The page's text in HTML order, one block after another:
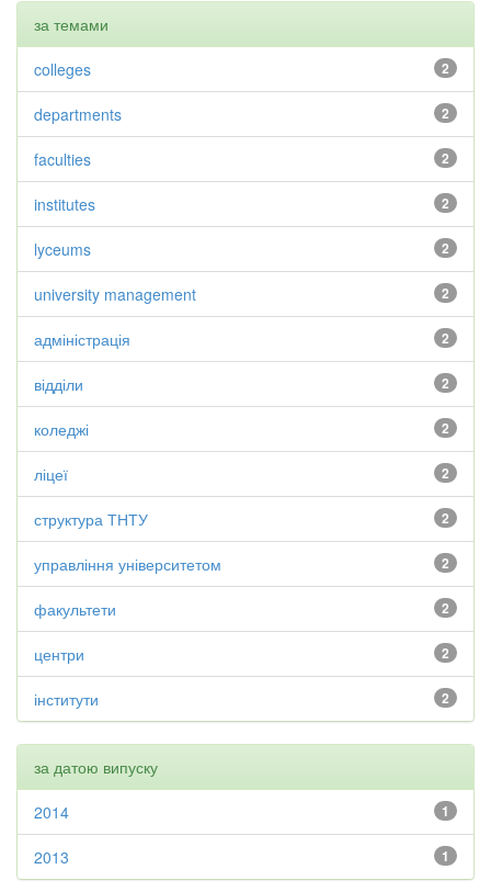
за темами
2
colleges
2
departments
2
faculties
2
institutes
2
lyceums
2
university management
2
адміністрація
2
відділи
2
коледжі
2
ліцеї
2
структура ТНТУ
2
управління університетом
2
факультети
2
центри
2
інститути
за датою випуску
1
2014
1
2013